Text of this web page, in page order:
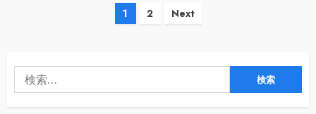
投
の
ペ
1 2 Next
索: